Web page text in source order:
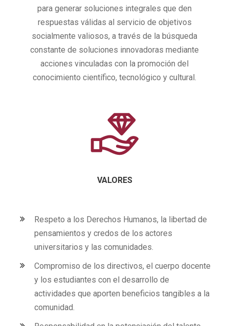
para generar soluciones integrales que den
respuestas válidas al servicio de objetivos
socialmente valiosos, a través de la búsqueda
constante de soluciones innovadoras mediante
acciones vinculadas con la promoción del
conocimiento científico, tecnológico y cultural.
VALORES
Respeto a los Derechos Humanos, la libertad de
pensamientos y credos de los actores
universitarios y las comunidades.
Compromiso de los directivos, el cuerpo docente
y los estudiantes con el desarrollo de
actividades que aporten beneficios tangibles a la
comunidad.